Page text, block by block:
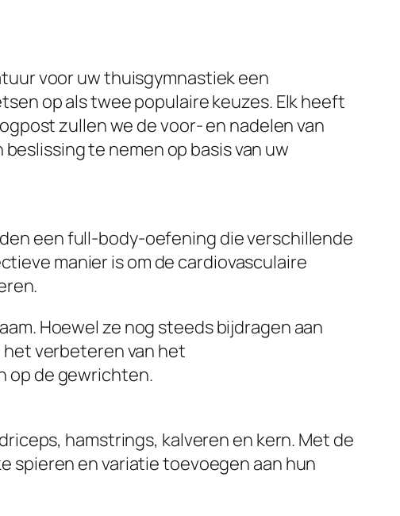
voor uw thuisgymnastiek een
op als twee populaire keuzes. Elk heeft
zullen we de voor- en nadelen van
te nemen op basis van uw
een full-body-oefening die verschillende
manier is om de cardiovasculaire
Hoewel ze nog steeds bijdragen aan
verbeteren van het
op de gewrichten.
hamstrings, kalveren en kern. Met de
spieren en variatie toevoegen aan hun